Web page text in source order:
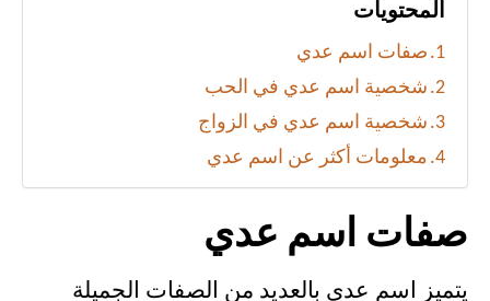
المحتويات
صفات اسم عدي
شخصية اسم عدي في الحب
شخصية اسم عدي في الزواج
معلومات أكثر عن اسم عدي
صفات اسم عدي
يتميز اسم عدي بالعديد من الصفات الجميلة